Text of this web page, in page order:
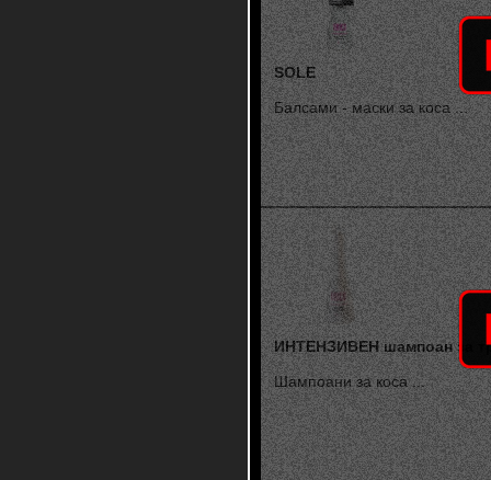
SOLE
Балсами - маски за коса ...
ИНТЕНЗИВЕН шампоан за
Шампоани за коса ...